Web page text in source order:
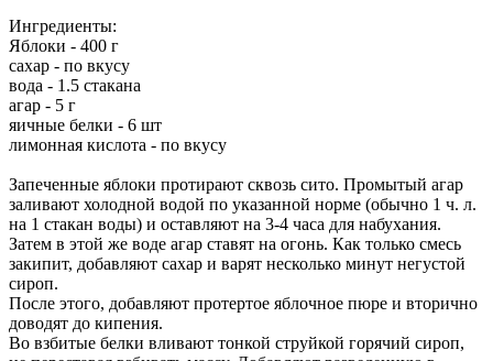
Ингредиенты:
Яблоки - 400 г
сахар - по вкусу
вода - 1.5 стакана
агар - 5 г
яичные белки - 6 шт
лимонная кислота - по вкусу
Запеченные яблоки протирают сквозь сито. Промытый агар
заливают холодной водой по указанной норме (обычно 1 ч. л.
на 1 стакан воды) и оставляют на 3-4 часа для набухания.
Затем в этой же воде агар ставят на огонь. Как только смесь
закипит, добавляют сахар и варят несколько минут негустой
сироп.
После этого, добавляют протертое яблочное пюре и вторично
доводят до кипения.
Во взбитые белки вливают тонкой струйкой горячий сироп,